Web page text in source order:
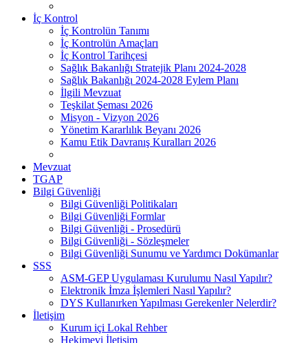
İç Kontrol
İç Kontrolün Tanımı
İç Kontrolün Amaçları
İç Kontrol Tarihçesi
Sağlık Bakanlığı Stratejik Planı 2024-2028
Sağlık Bakanlığı 2024-2028 Eylem Planı
İlgili Mevzuat
Teşkilat Şeması 2026
Misyon - Vizyon 2026
Yönetim Kararlılık Beyanı 2026
Kamu Etik Davranış Kuralları 2026
Mevzuat
TGAP
Bilgi Güvenliği
Bilgi Güvenliği Politikaları
Bilgi Güvenliği Formlar
Bilgi Güvenliği - Prosedürü
Bilgi Güvenliği - Sözleşmeler
Bilgi Güvenliği Sunumu ve Yardımcı Dokümanlar
SSS
ASM-GEP Uygulaması Kurulumu Nasıl Yapılır?
Elektronik İmza İşlemleri Nasıl Yapılır?
DYS Kullanırken Yapılması Gerekenler Nelerdir?
İletişim
Kurum içi Lokal Rehber
Hekimevi İletişim